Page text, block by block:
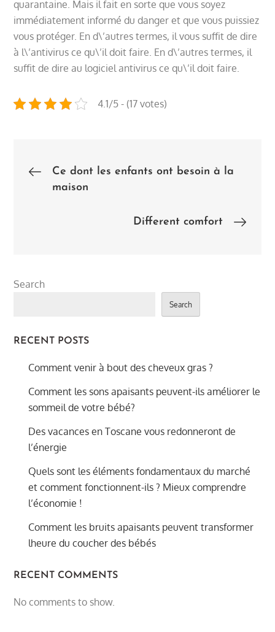
quarantaine. Mais il fait en sorte que vous soyez
immédiatement informé du danger et que vous puissiez
vous protéger. En d\’autres termes, il vous suffit de dire
à l\’antivirus ce qu\’il doit faire. En d\’autres termes, il
suffit de dire au logiciel antivirus ce qu\’il doit faire.
4.1/5 - (17 votes)
Post
Ce dont les enfants ont besoin à la
maison
Different comfort
Search
Search
RECENT POSTS
Comment venir à bout des cheveux gras ?
Comment les sons apaisants peuvent-ils améliorer le
sommeil de votre bébé?
Des vacances en Toscane vous redonneront de
l’énergie
Quels sont les éléments fondamentaux du marché
et comment fonctionnent-ils ? Mieux comprendre
l’économie !
Comment les bruits apaisants peuvent transformer
lheure du coucher des bébés
RECENT COMMENTS
No comments to show.